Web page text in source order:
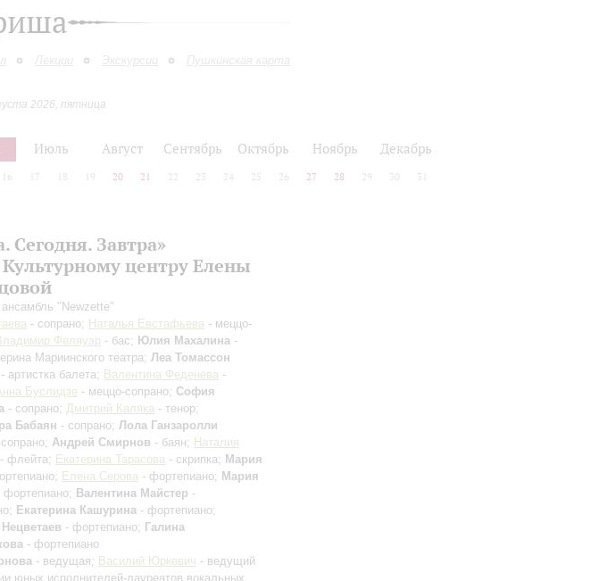
Лекции Экскурсии Пушкинская карта
2026, пятница
Июль Август Сентябрь Октябрь Ноябрь Декабрь
16 17 18 19 20 21 22 23 24 25 26 27 28 29 30 31
Сегодня. Завтра»
Культурному центру Елены
"Newzette"
- сопрано; Наталья Евстафьева - меццо-
Феляуэр - бас; Юлия Махалина -
Мариинского театра; Леа Томассон
артистка балета; Валентина Феденёва -
Буслидзе - меццо-сопрано; София
- сопрано; Дмитрий Каляка - тенор;
Бабаян - сопрано; Лола Ганзаролли
Андрей Смирнов - баян; Наталия
- флейта; Екатерина Тарасова - скрипка; Мария
Елена Серова - фортепиано; Мария
фортепиано; Валентина Майстер -
Екатерина Кашурина - фортепиано;
- фортепиано; Галина
- фортепиано
- ведущая; Василий Юркевич - ведущий
юных исполнителей-лауреатов вокальных